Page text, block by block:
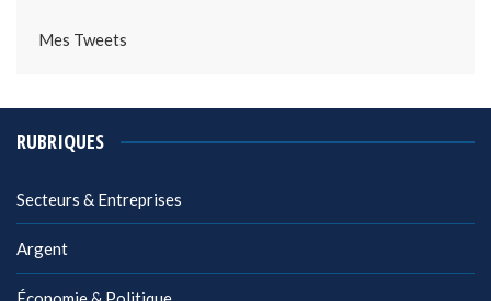
Mes Tweets
RUBRIQUES
Secteurs & Entreprises
Argent